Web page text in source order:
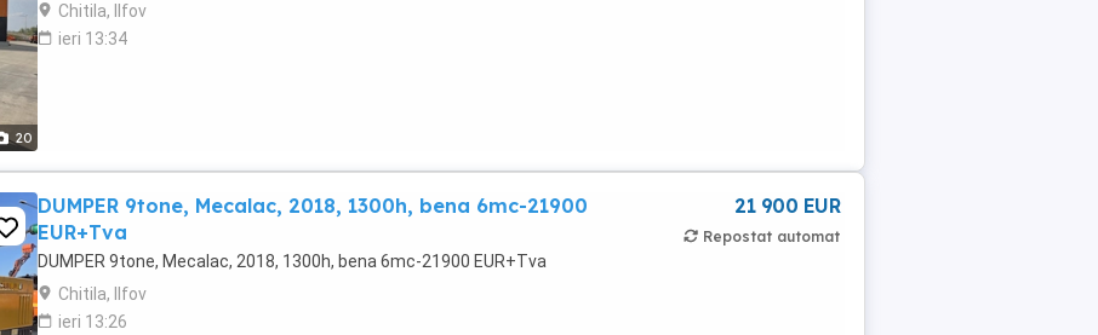
20
Chitila, Ilfov
ieri 13:34
DUMPER 9tone, Mecalac, 2018, 1300h, bena 6mc-21900
EUR+Tva
DUMPER 9tone, Mecalac, 2018, 1300h, bena 6mc-21900 EUR+Tva
Chitila, Ilfov
ieri 13:26
21 900 EUR
Repostat automat